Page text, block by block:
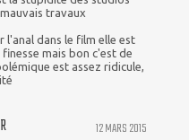
travaux
l'anal dans le film elle est
mais bon c'est de
est assez ridicule,
12 MARS 2015